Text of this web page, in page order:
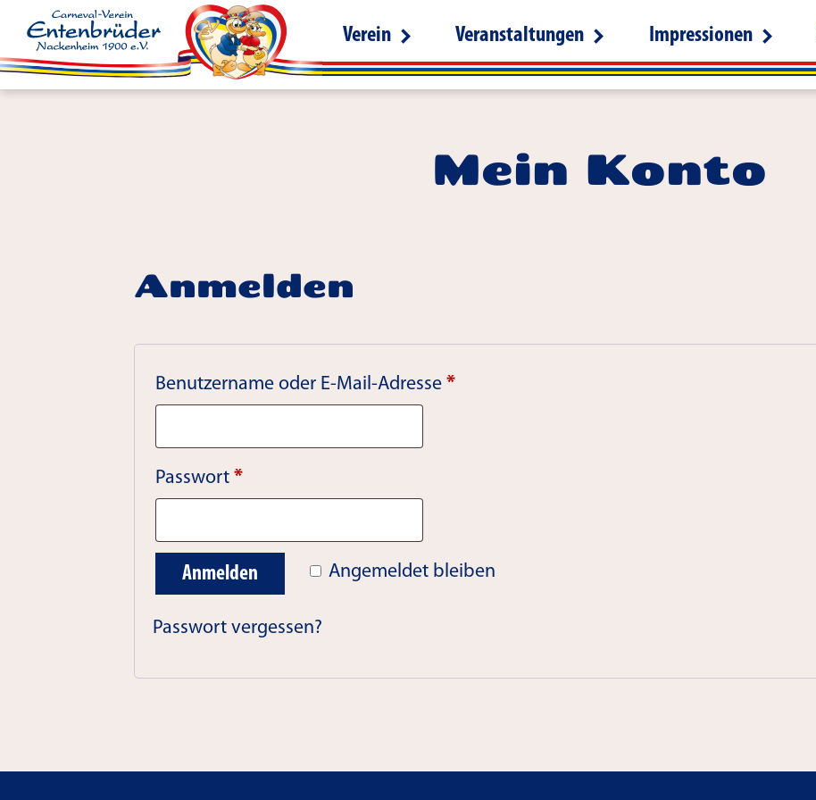
Verein Veranstaltungen Impressionen
Mein Konto
Anmelden
Benutzername oder E-Mail-Adresse *Erforderlich
Passwort *Erforderlich
Alternative:
Angemeldet bleiben
Anmelden
Passwort vergessen?